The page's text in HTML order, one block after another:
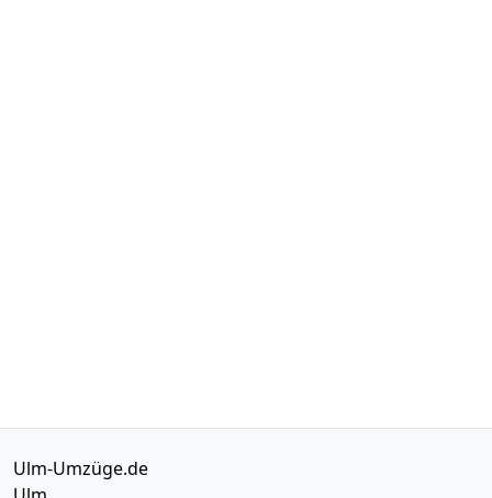
Ulm-Umzüge.de